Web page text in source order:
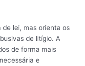
lei, mas orienta os
de litígio. A
de forma mais
e